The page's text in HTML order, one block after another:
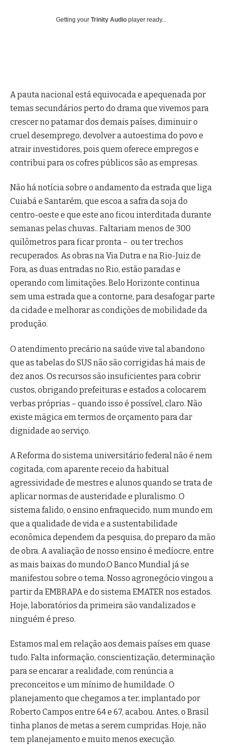
Getting your Trinity Audio player ready...
A pauta nacional está equivocada e apequenada por
temas secundários perto do drama que vivemos para
crescer no patamar dos demais países, diminuir o
cruel desemprego, devolver a autoestima do povo e
atrair investidores, pois quem oferece empregos e
contribui para os cofres públicos são as empresas.
Não há notícia sobre o andamento da estrada que liga
Cuiabá e Santarém, que escoa a safra da soja do
centro-oeste e que este ano ficou interditada durante
semanas pelas chuvas.. Faltariam menos de 300
quilômetros para ficar pronta – ou ter trechos
recuperados. As obras na Via Dutra e na Rio-Juiz de
Fora, as duas entradas no Rio, estão paradas e
operando com limitações. Belo Horizonte continua
sem uma estrada que a contorne, para desafogar parte
da cidade e melhorar as condições de mobilidade da
produção.
O atendimento precário na saúde vive tal abandono
que as tabelas do SUS não são corrigidas há mais de
dez anos. Os recursos são insuficientes para cobrir
custos, obrigando prefeituras e estados a colocarem
verbas próprias – quando isso é possível, claro. Não
existe mágica em termos de orçamento para dar
dignidade ao serviço.
A Reforma do sistema universitário federal não é nem
cogitada, com aparente receio da habitual
agressividade de mestres e alunos quando se trata de
aplicar normas de austeridade e pluralismo. O
sistema falido, o ensino enfraquecido, num mundo em
que a qualidade de vida e a sustentabilidade
econômica dependem da pesquisa, do preparo da mão
de obra. A avaliação de nosso ensino é medíocre, entre
as mais baixas do mundo.O Banco Mundial já se
manifestou sobre o tema. Nosso agronegócio vingou a
partir da EMBRAPA e do sistema EMATER nos estados.
Hoje, laboratórios da primeira são vandalizados e
ninguém é preso.
Estamos mal em relação aos demais países em quase
tudo. Falta informação, conscientização, determinação
para se encarar a realidade, com renúncia a
preconceitos e um mínimo de humildade. O
planejamento que chegamos a ter, implantado por
Roberto Campos entre 64 e 67, acabou. Antes, o Brasil
tinha planos de metas a serem cumpridas. Hoje, não
tem planejamento e muito menos execução.